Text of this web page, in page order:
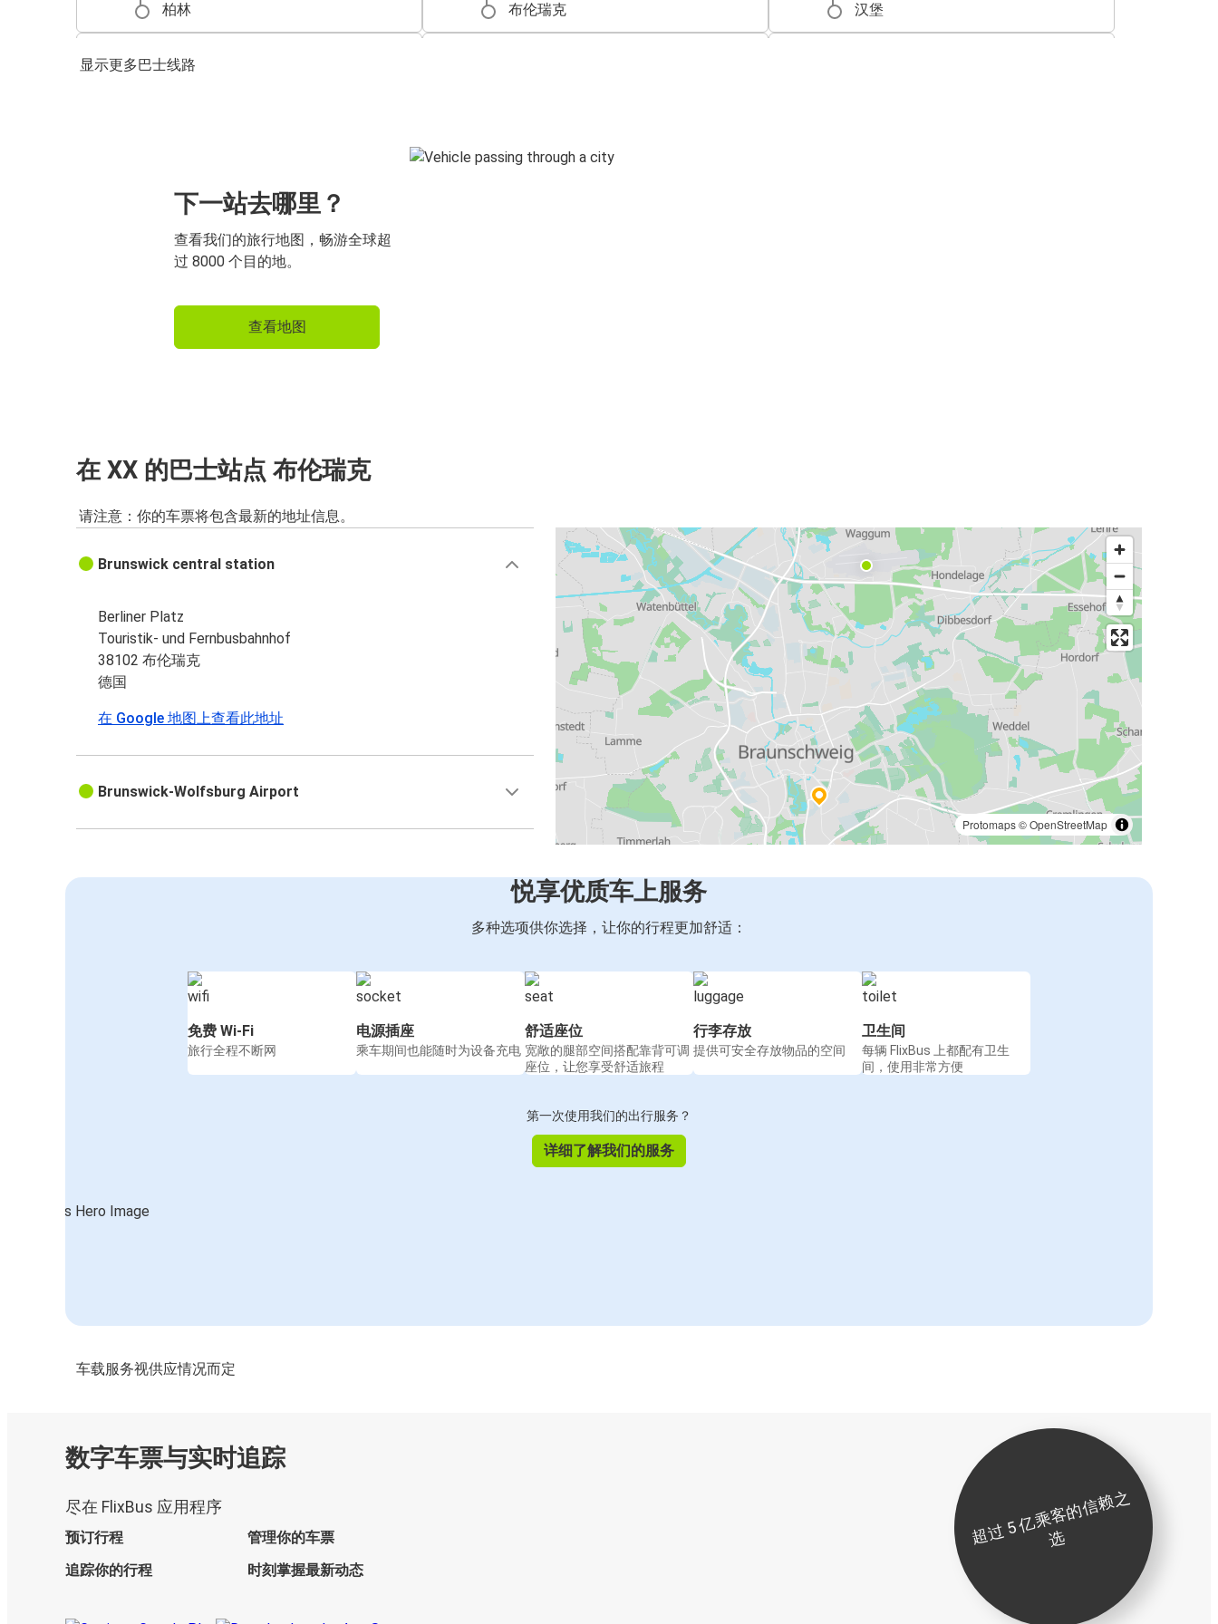
柏林 布伦瑞克 汉堡
汉堡
布伦瑞克
恩斯赫德
布伦瑞克
显示更多巴士线路
下一站去哪里？
查看我们的旅行地图，畅游全球超
过 8000 个目的地。
查看地图
在 XX 的巴士站点 布伦瑞克
请注意：你的车票将包含最新的地址信息。
Protomaps©OpenStreetMap
Brunswick central station
Berliner Platz
Touristik- und Fernbusbahnhof
38102 布伦瑞克
德国
在 Google 地图上查看此地址
Brunswick-Wolfsburg Airport
悦享优质车上服务
多种选项供你选择，让你的行程更加舒适：
免费 Wi-Fi
旅行全程不断网
电源插座
乘车期间也能随时为设备充电
舒适座位
宽敞的腿部空间搭配靠背可调
座位，让您享受舒适旅程
行李存放
提供可安全存放物品的空间
卫生间
每辆 FlixBus 上都配有卫生
间，使用非常方便
第一次使用我们的出行服务？
详细了解我们的服务
车载服务视供应情况而定
数字车票与实时追踪
尽在 FlixBus 应用程序
预订行程
管理你的车票
追踪你的行程
时刻掌握最新动态
超
过
5
亿
乘
客
的
信
赖
之
选